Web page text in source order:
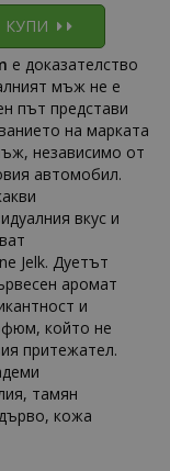
КУПИ
е доказателство
мъж не е
път представи
на марката
независимо от
автомобил.
вкус и
Jelk. Дуетът
аромат
и
който не
притежател.
тамян
кожа